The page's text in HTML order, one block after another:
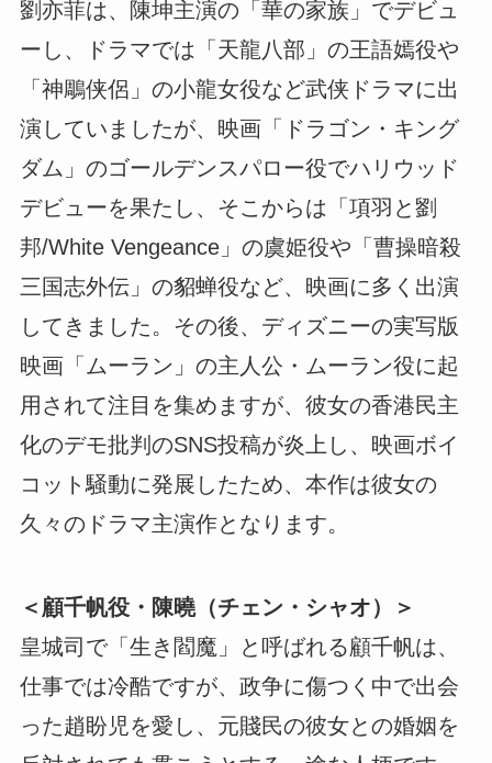
劉亦菲は、陳坤主演の「華の家族」でデビュ
ーし、ドラマでは「天龍八部」の王語嫣役や
「神鵰侠侶」の小龍女役など武侠ドラマに出
演していましたが、映画「ドラゴン・キング
ダム」のゴールデンスパロー役でハリウッド
デビューを果たし、そこからは「項羽と劉
邦/White Vengeance」の虞姫役や「曹操暗殺
三国志外伝」の貂蝉役など、映画に多く出演
してきました。その後、ディズニーの実写版
映画「ムーラン」の主人公・ムーラン役に起
用されて注目を集めますが、彼女の香港民主
化のデモ批判のSNS投稿が炎上し、映画ボイ
コット騒動に発展したため、本作は彼女の
久々のドラマ主演作となります。
＜顧千帆役・陳曉（チェン・シャオ）＞
皇城司で「生き閻魔」と呼ばれる顧千帆は、
仕事では冷酷ですが、政争に傷つく中で出会
った趙盼児を愛し、元賤民の彼女との婚姻を